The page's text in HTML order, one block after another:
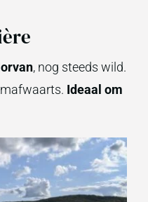
, nog steeds wild.
Ideaal om